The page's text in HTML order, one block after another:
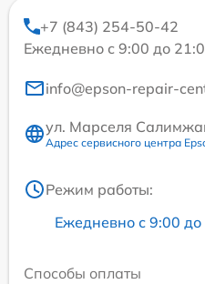
+7 (843) 254-50-42
Ежедневно с 9:00 до
info@epson-repair-
ул. Марселя
Адрес сервисного центра
Режим работы:
Ежедневно с 9:00
Способы оплаты